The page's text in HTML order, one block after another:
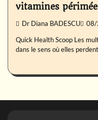
vitamines
Dr Diana BADESCU 08/
Quick Health Scoop Les
dans le sens où elles